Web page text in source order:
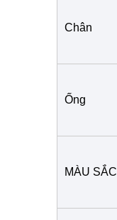
Chân
Ống
MÀU SẮC